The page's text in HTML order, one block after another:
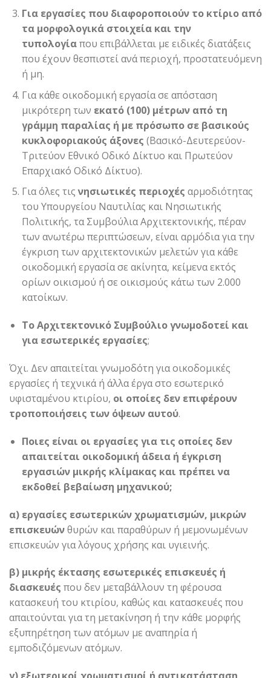
Για εργασίες που διαφοροποιούν το κτίριο από
τα μορφολογικά στοιχεία και την
τυπολογίαπου επιβάλλεται με ειδικές διατάξεις
που έχουν θεσπιστεί ανά περιοχή, προστατευόμενη
ή μη.
Για κάθε οικοδομική εργασία σε απόσταση
μικρότερη των εκατό (100) μέτρων από τη
γράμμη παραλίας ή με πρόσωπο σε βασικούς
κυκλοφοριακούς άξονες (Βασικό-Δευτερεύον-
Τριτεύον Εθνικό Οδικό Δίκτυο και Πρωτεύον
Επαρχιακό Οδικό Δίκτυο).
Για όλες τιςνησιωτικές περιοχές αρμοδιότητας
του Υπουργείου Ναυτιλίας και Νησιωτικής
Πολιτικής, τα Συμβούλια Αρχιτεκτονικής, πέραν
των ανωτέρω περιπτώσεων, είναι αρμόδια για την
έγκριση των αρχιτεκτονικών μελετών για κάθε
οικοδομική εργασία σε ακίνητα, κείμενα εκτός
ορίων οικισμού ή σε οικισμούς κάτω των 2.000
κατοίκων.
Το Αρχιτεκτονικό Συμβούλιο γνωμοδοτεί και
για εσωτερικές εργασίες;
Όχι. Δεν απαιτείται γνωμοδότη για οικοδομικές
εργασίες ή τεχνικά ή άλλα έργα στο εσωτερικό
υφισταμένου κτιρίου, οι οποίες δεν επιφέρουν
τροποποιήσεις των όψεων αυτού.
Ποιες είναι οι εργασίες για τις οποίες δεν
απαιτείται οικοδομική άδεια ή έγκριση
εργασιών μικρής κλίμακας και πρέπει να
εκδοθεί βεβαίωση μηχανικού;
α) εργασίες εσωτερικών χρωματισμών, μικρών
επισκευώνθυρών και παραθύρων ή μεμονωμένων
επισκευών για λόγους χρήσης και υγιεινής.
β) μικρής έκτασης εσωτερικές επισκευές ή
διασκευές που δεν μεταβάλλουν τη φέρουσα
κατασκευή του κτιρίου, καθώς και κατασκευές που
απαιτούνται για τη μετακίνηση ή την κάθε μορφής
εξυπηρέτηση των ατόμων με αναπηρία ή
εμποδιζόμενων ατόμων.